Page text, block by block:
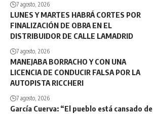
7 agosto, 2026
LUNES Y MARTES HABRÁ CORTES POR
FINALIZACIÓN DE OBRA EN EL
DISTRIBUIDOR DE CALLE LAMADRID
7 agosto, 2026
MANEJABA BORRACHO Y CON UNA
LICENCIA DE CONDUCIR FALSA POR LA
AUTOPISTA RICCHERI
7 agosto, 2026
García Cuerva: “El pueblo está cansado de